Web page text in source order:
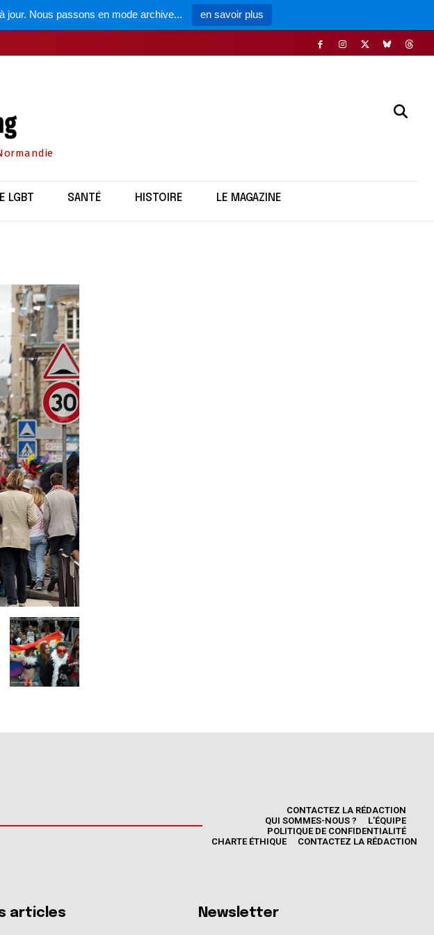
jour. Nous passons en mode archive... en savoir plus
LGBT SANTÉ HISTOIRE LE MAGAZINE
CONTACTEZ LA RÉDACTION
QUI SOMMES-NOUS ?
L’ÉQUIPE
POLITIQUE DE CONFIDENTIALITÉ
CHARTE ÉTHIQUE
CONTACTEZ LA RÉDACTION
articles Newsletter